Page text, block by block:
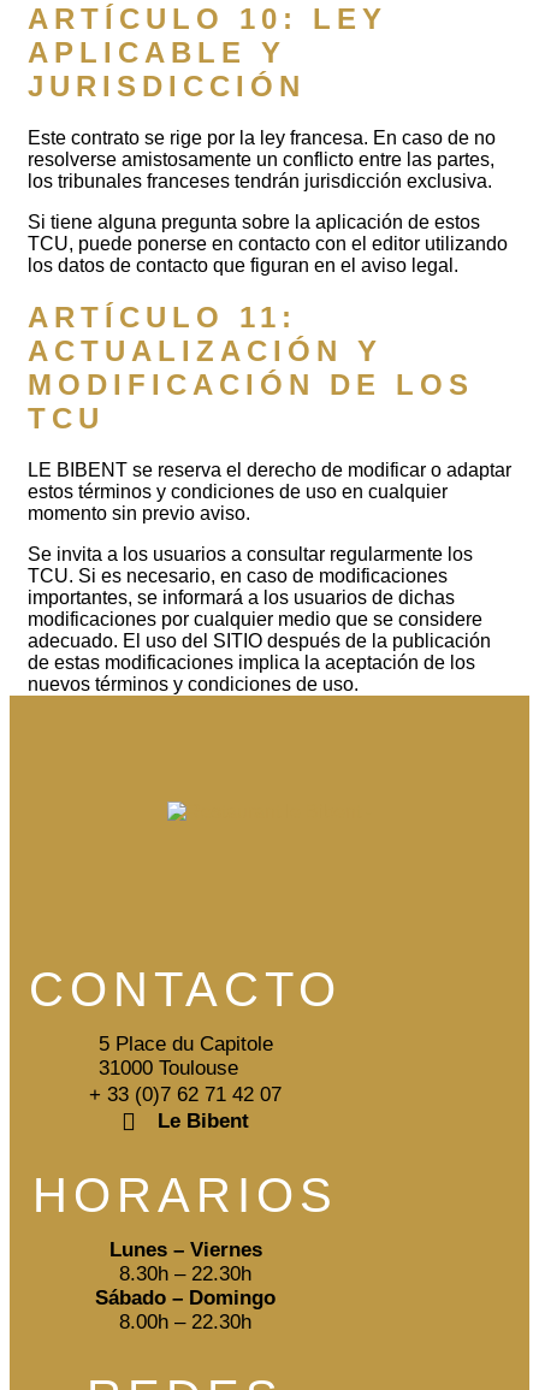
ARTÍCULO 10: LEY
APLICABLE Y
JURISDICCIÓN
Este contrato se rige por la ley francesa. En caso de no
resolverse amistosamente un conflicto entre las partes,
los tribunales franceses tendrán jurisdicción exclusiva.
Si tiene alguna pregunta sobre la aplicación de estos
TCU, puede ponerse en contacto con el editor utilizando
los datos de contacto que figuran en el aviso legal.
ARTÍCULO 11:
ACTUALIZACIÓN Y
MODIFICACIÓN DE LOS
TCU
LE BIBENT se reserva el derecho de modificar o adaptar
estos términos y condiciones de uso en cualquier
momento sin previo aviso.
Se invita a los usuarios a consultar regularmente los
TCU. Si es necesario, en caso de modificaciones
importantes, se informará a los usuarios de dichas
modificaciones por cualquier medio que se considere
adecuado. El uso del SITIO después de la publicación
de estas modificaciones implica la aceptación de los
nuevos términos y condiciones de uso.
CONTACTO
5 Place du Capitole
31000 Toulouse
+ 33 (0)7 62 71 42 07
Le Bibent
HORARIOS
Lunes – Viernes
8.30h – 22.30h
Sábado – Domingo
8.00h – 22.30h